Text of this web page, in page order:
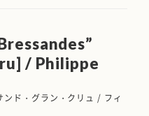
/ Philippe
ンド・グラン・クリュ / フィ